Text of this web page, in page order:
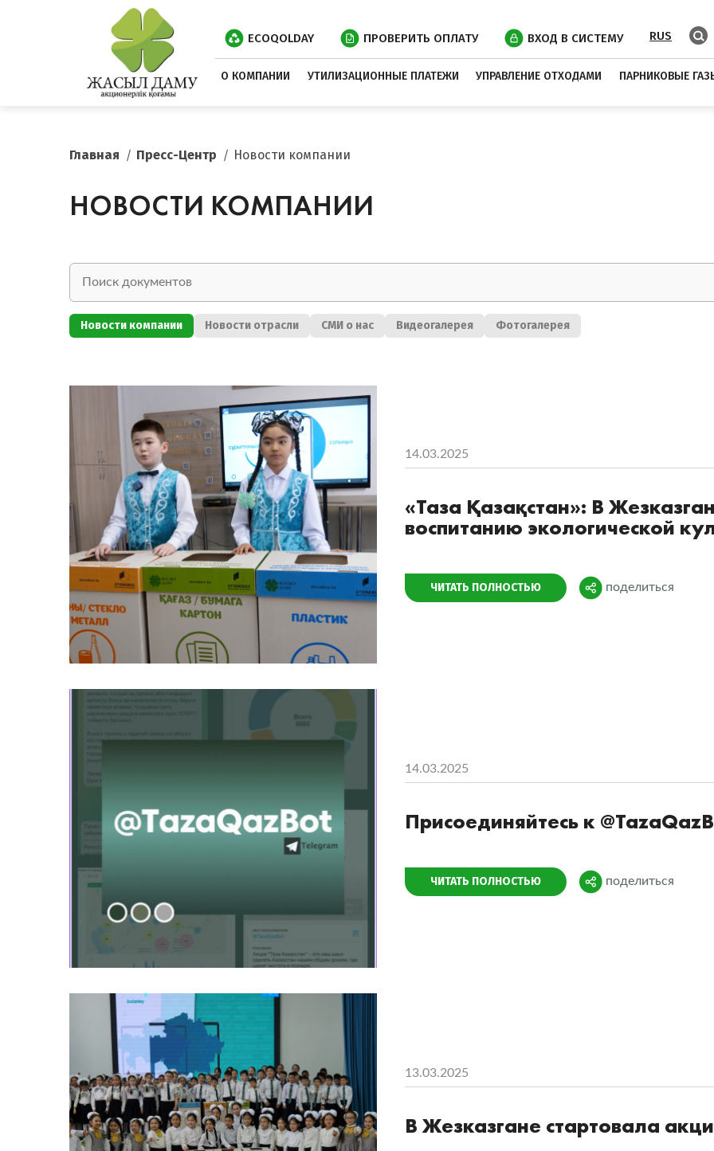
ECOQOLDAY ПРОВЕРИТЬ ОПЛАТУ ВХОД В СИСТЕМУ RUS
О КОМПАНИИ УТИЛИЗАЦИОННЫЕ ПЛАТЕЖИ УПРАВЛЕНИЕ ОТХОДАМИ ПАРНИКОВЫЕ
Главная Пресс-Центр Новости компании
НОВОСТИ КОМПАНИИ
Новости компании Новости отрасли СМИ о нас Видеогалерея Фотогалерея
14.03.2025
«Таза Қазақстан»: В
воспитанию экологической
ЧИТАТЬ ПОЛНОСТЬЮ Поделиться
поделиться
14.03.2025
Присоединяйтесь к
ЧИТАТЬ ПОЛНОСТЬЮ Поделиться
поделиться
13.03.2025
В Жезказгане стартовала